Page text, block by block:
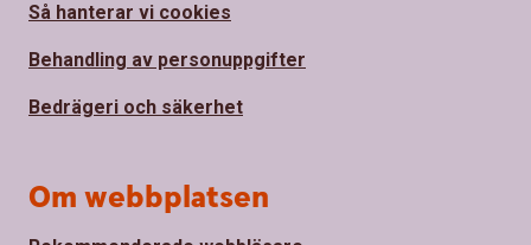
Så hanterar vi cookies
Behandling av personuppgifter
Bedrägeri och säkerhet
Om webbplatsen